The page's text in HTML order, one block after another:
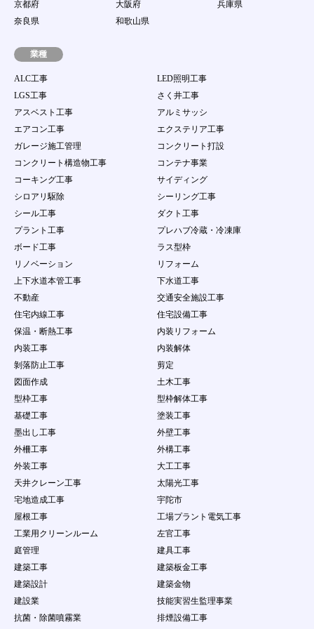
京都府 大阪府
兵庫県
奈良県
和歌山県
業種
ALC工事
LED照明工事
LGS工事
さく井工事
アスベスト工事
アルミサッシ
エアコン工事
エクステリア工事
ガレージ施工管理
コンクリート打設
コンクリート構造物工事
コンテナ事業
コーキング工事
サイディング
シロアリ駆除
シーリング工事
シール工事
ダクト工事
プラント工事
プレハブ冷蔵・冷凍庫
ボード工事
ラス型枠
リノベーション
リフォーム
上下水道本管工事
下水道工事
不動産
交通安全施設工事
住宅内線工事
住宅設備工事
保温・断熱工事
内装リフォーム
内装工事
内装解体
剝落防止工事
剪定
図面作成
土木工事
型枠工事
型枠解体工事
基礎工事
塗装工事
墨出し工事
外壁工事
外柵工事
外構工事
外装工事
大工工事
天井クレーン工事
太陽光工事
宅地造成工事
宇陀市
屋根工事
工場プラント電気工事
工業用クリーンルーム
左官工事
庭管理
建具工事
建築工事
建築板金工事
建築設計
建築金物
建設業
技能実習生監理事業
抗菌・除菌噴霧業
排煙設備工事